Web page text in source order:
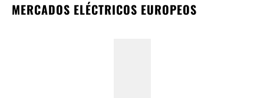
MERCADOS ELÉCTRICOS EUROPEOS